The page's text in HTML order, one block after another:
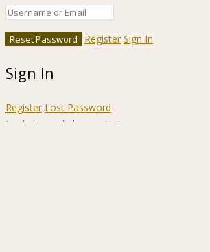
Register Sign In
Sign In
Register Lost Password
Ir a la barra de herramientas